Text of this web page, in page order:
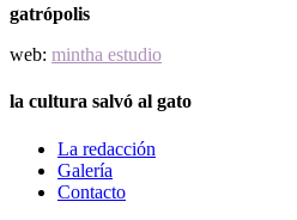
gatrópolis
web: mintha estudio
la cultura salvó al gato
La redacción
Galería
Contacto